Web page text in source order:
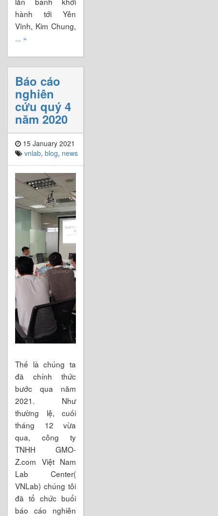
hành tới Yên
Vĩnh, Kim Chung,
... »
Báo cáo
nghiên
cứu quý 4
năm 2020
15 January 2021
vnlab, blog, news
Thế là chúng ta
đã chính thức
bước qua năm
2021. Như
thường lệ, cuối
tháng 12 vừa
qua, công ty
TNHH GMO-
Z.com Việt Nam
Lab Center(
VNLab) chúng tôi
đã tổ chức buổi
báo cáo nghiên